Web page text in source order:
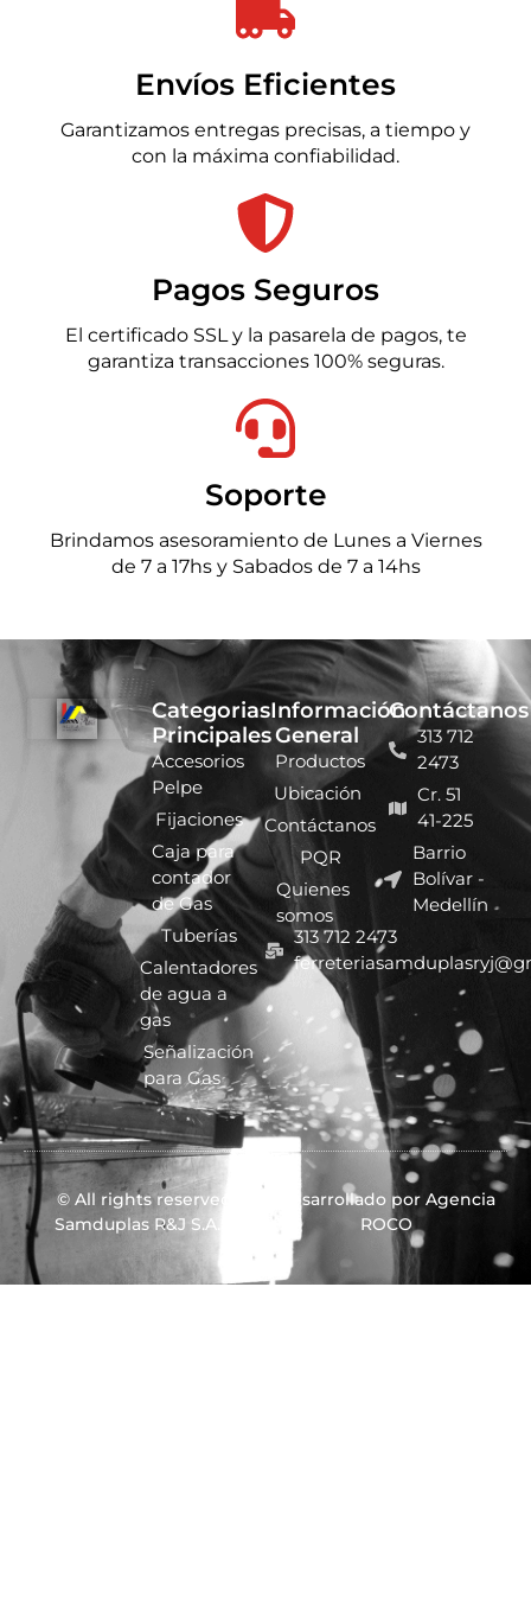
Envíos Eficientes
Garantizamos entregas precisas, a tiempo y
con la máxima confiabilidad.
Pagos Seguros
El certificado SSL y la pasarela de pagos, te
garantiza transacciones 100% seguras.
Soporte
Brindamos asesoramiento de Lunes a Viernes
de 7 a 17hs y Sabados de 7 a 14hs
Categorias
Principales
Accesorios
Pelpe
Fijaciones
Caja para
contador
de Gas
Tuberías
Calentadores
de agua a
gas
Señalización
para Gas
Información
General
Productos
Ubicación
Contáctanos
PQR
Quienes
somos
Contáctanos
313 712
2473
Cr. 51
41-225
Barrio
Bolívar -
Medellín
313 712 2473
© All rights reserved
Samduplas R&J S.A.S.
Desarrollado por Agencia
ROCO